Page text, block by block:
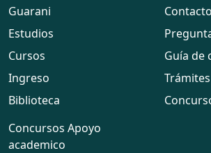
Guarani
Estudios
Cursos
Ingreso
Biblioteca
Contacto
Guía de
Trámites
Concursos Apoyo
academico